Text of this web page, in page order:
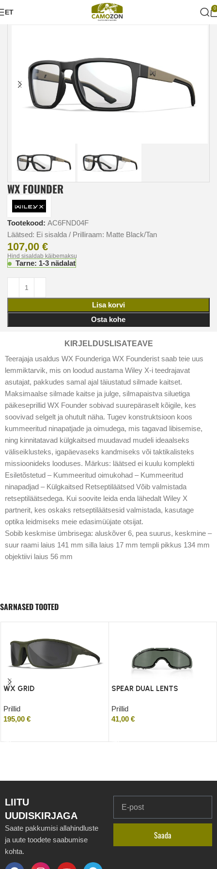
ET 0
Esileht
WX FOUNDER
Tootekood: AC6FND04F
Läätsed: Ei sisalda / Prilliraam: Matte Black/Tan
107,00 €
Hind sisaldab käibemaksu
Tarne: 1-3 nädalat
Lisa korvi
Osta kohe
KIRJELDUS LISATEAVE
Teerajaja usaldus WX Founderiga WX Founderist saab teie uus
lemmiktarvik, mis on loodud austama Wiley X-i teedrajavat
asutajat, pakkudes samal ajal täiustatud silmade kaitset.
Maksimaalse silmade kaitse ja julge, silmapaistva siluetiga
päikeseprillid WX Founder sobivad suurepäraselt kõigile, kes
soovivad selgelt ja ohutult näha. Tugev konstruktsioon koos
kummeeritud ninapatjade ja oimudega, mis tagavad libisemise,
ning kinnitatavad külgkaitsed muudavad mudeli ideaalseks
väliseiklusteks, igapäevaseks kandmiseks või taktikalisteks
missioonideks looduses. Märkus: läätsed ei kuulu komplekti
Esiletõstetud – Kummeeritud oimukohad – Kummeeritud
ninapadjad – Külgkaitsed Retseptiläätsed Võib valmistada
retseptiläätsedega. Kui soovite leida enda lähedalt Wiley X
partnerit, kes oskaks retseptiläätsesid valmistada, kasutage
optika leidmiseks meie edasimüüjate otsijat.
Sobib keskmise ümbrisega: aluskõver 6, pea suurus, keskmine –
suur raami laius 141 mm silla laius 17 mm templi pikkus 134 mm
objektiivi laius 56 mm
SARNASED TOOTED
WX GRID
Prillid
195,00 €
SPEAR DUAL LENTS
Prillid
41,00 €
LIITU
UUDISKIRJAGA
Saate pakkumisi allahindluste
ja uute toodete saabumise
kohta.
Saada